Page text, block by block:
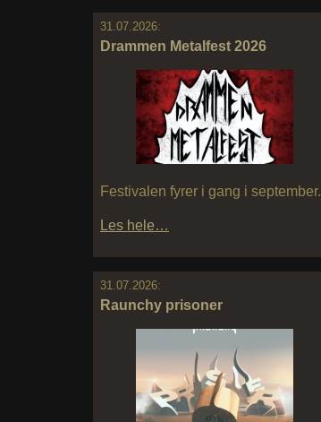
31.07.2026:
Drammen Metalfest 2026
Festivalen fyrer i gang i september.
Les hele…
31.07.2026:
Raunchy prisoner